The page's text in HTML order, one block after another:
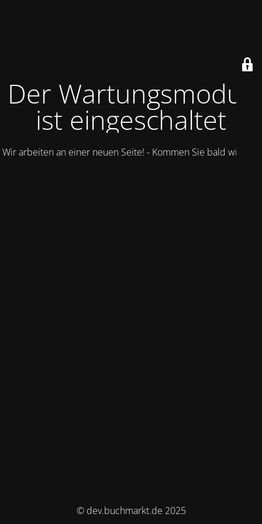
Der Wartungsmodus
ist eingeschaltet
Wir arbeiten an einer neuen Seite! - Kommen Sie bald wieder.
© dev.buchmarkt.de 2025